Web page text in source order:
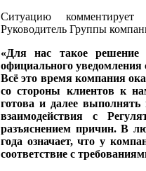
Ситуацию
Руководитель Группы
«Для нас такое решение
официального
Всё это время компания
со стороны клиентов к
готова и далее выполнять
взаимодействия с
разъяснением причин. В
года означает, что у
соответствие с